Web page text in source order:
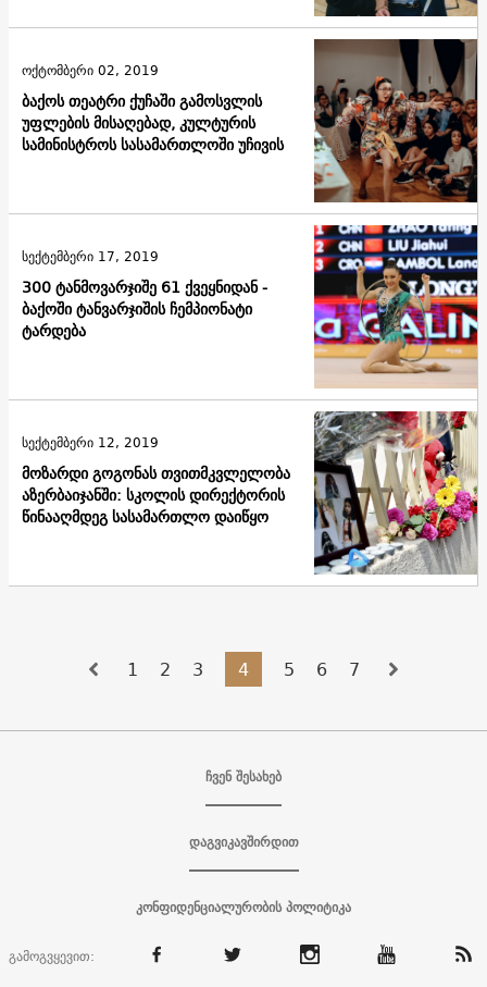
ბაქოს თეატრი ქუჩაში გამოსვლის
უფლების მისაღებად, კულტურის
სამინისტროს სასამართლოში უჩივის
ოქტომბერი 02, 2019
300 ტანმოვარჯიშე 61 ქვეყნიდან -
ბაქოში ტანვარჯიშის ჩემპიონატი
ტარდება
სექტემბერი 17, 2019
მოზარდი გოგონას თვითმკვლელობა
აზერბაიჯანში: სკოლის დირექტორის
წინააღმდეგ სასამართლო დაიწყო
სექტემბერი 12, 2019
1 2 3 4 5 6 7
ჩვენ შესახებ
დაგვიკავშირდით
კონფიდენციალურობის პოლიტიკა
გამოგვყევით: